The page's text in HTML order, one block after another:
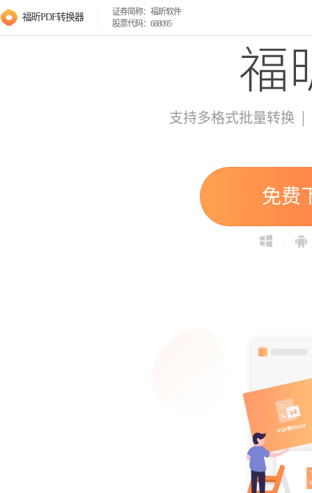
福昕PDF转换器
证券简称：福昕软件
股票代码：688095
支持多格式批量转换 |
免费